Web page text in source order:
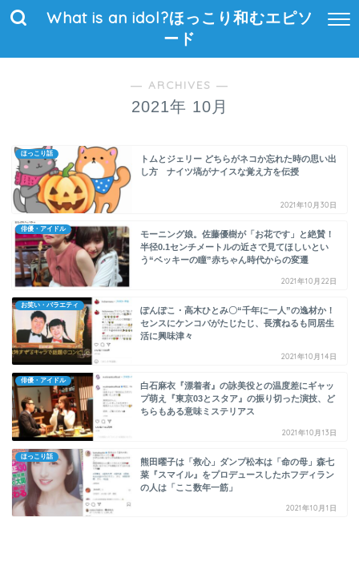
What is an idol?ほっこり和むエピソ
ード
― ARCHIVES ―
2021年 10月
ほっこり話
トムとジェリー どちらがネコか忘れた時の思い出
し方 ナイツ塙がナイスな覚え方を伝授
2021年10月30日
俳優・アイドル
モーニング娘。佐藤優樹が「お花です」と絶賛！
半径0.1センチメートルの近さで見てほしいとい
う“ベッキーの瞳”赤ちゃん時代からの変遷
2021年10月22日
お笑い・バラエティ
ぽんぽこ・高木ひとみ〇“千年に一人”の逸材か！
センスにケンコバがたじたじ、長濱ねるも同居生
活に興味津々
2021年10月14日
俳優・アイドル
白石麻衣『漂着者』の詠美役との温度差にギャッ
プ萌え『東京03とスタア』の振り切った演技、ど
ちらもある意味ミステリアス
2021年10月13日
ほっこり話
熊田曜子は「救心」ダンプ松本は「命の母」森七
菜『スマイル』をプロデュースしたホフディラン
の人は「ここ数年一筋」
2021年10月1日